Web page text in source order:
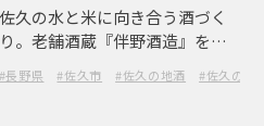
佐久の水と米に向き合う酒づく
り。老舗酒蔵『伴野酒造』を訪
ねて
#長野県 #佐久市 #佐久の地酒 #佐久の酒